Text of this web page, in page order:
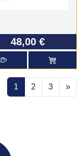
48,00 €
1 2 3 »